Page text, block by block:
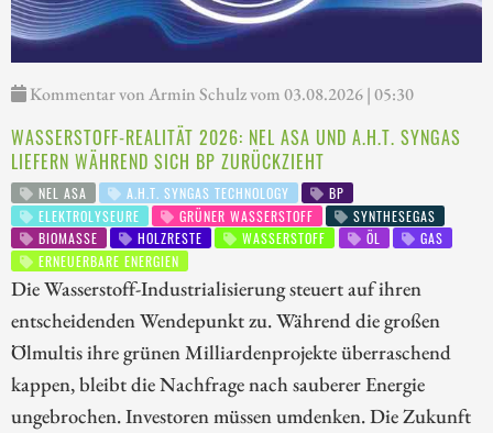
Kommentar von Armin Schulz vom 03.08.2026 | 05:30
WASSERSTOFF-REALITÄT 2026: NEL ASA UND A.H.T. SYNGAS
LIEFERN WÄHREND SICH BP ZURÜCKZIEHT
NEL ASA A.H.T. SYNGAS TECHNOLOGY
BP
ELEKTROLYSEURE
GRÜNER WASSERSTOFF
SYNTHESEGAS
BIOMASSE
HOLZRESTE WASSERSTOFF ÖL
GAS
ERNEUERBARE ENERGIEN
Die Wasserstoff-Industrialisierung steuert auf ihren
entscheidenden Wendepunkt zu. Während die großen
Ölmultis ihre grünen Milliardenprojekte überraschend
kappen, bleibt die Nachfrage nach sauberer Energie
ungebrochen. Investoren müssen umdenken. Die Zukunft